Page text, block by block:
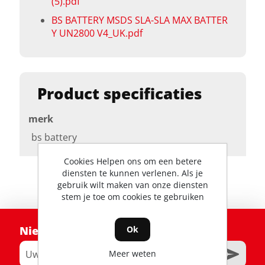
Product specificaties
merk
bs battery
BS BATTERY MSDS SLA-SLA MAX BATTER
Y UN2800 V4_UK.pdf
Nieuwsbrief
Cookies Helpen ons om een betere
diensten te kunnen verlenen. Als je
gebruik wilt maken van onze diensten
stem je toe om cookies te gebruiken
Ok
Meer weten